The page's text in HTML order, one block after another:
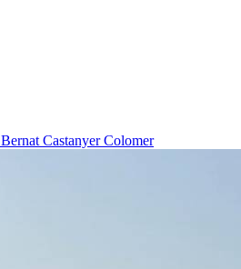
Bernat Castanyer Colomer